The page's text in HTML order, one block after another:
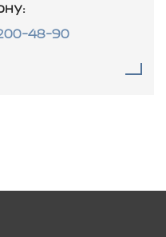
48-90